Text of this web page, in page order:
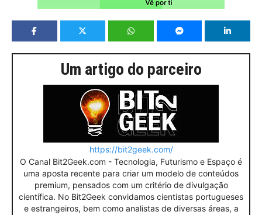
Um artigo do parceiro
https://bit2geek.com/
O Canal Bit2Geek.com - Tecnologia, Futurismo e Espaço é
uma aposta recente para criar um modelo de conteúdos
premium, pensados com um critério de divulgação
científica. No Bit2Geek convidamos cientistas portugueses
e estrangeiros, bem como analistas de diversas áreas, a